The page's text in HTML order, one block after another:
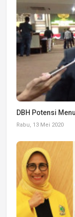
DBH Potensi
Rabu, 13 Mei 2020